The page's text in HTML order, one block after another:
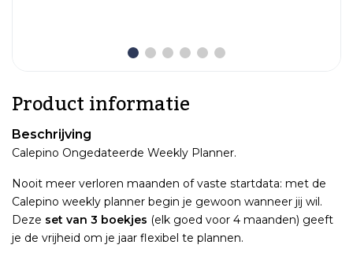
Product informatie
Beschrijving
Calepino Ongedateerde Weekly Planner.
Nooit meer verloren maanden of vaste startdata: met de
Calepino weekly planner begin je gewoon wanneer jij wil.
Deze set van 3 boekjes (elk goed voor 4 maanden) geeft
je de vrijheid om je jaar flexibel te plannen.